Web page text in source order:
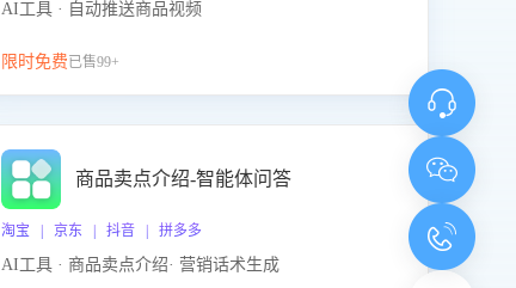
AI工具 · 自动推送商品视频
限时免费已售99+
商品卖点介绍-智能体问答
淘宝 | 京东 | 抖音 | 拼多多
AI工具 · 商品卖点介绍· 营销话术生成